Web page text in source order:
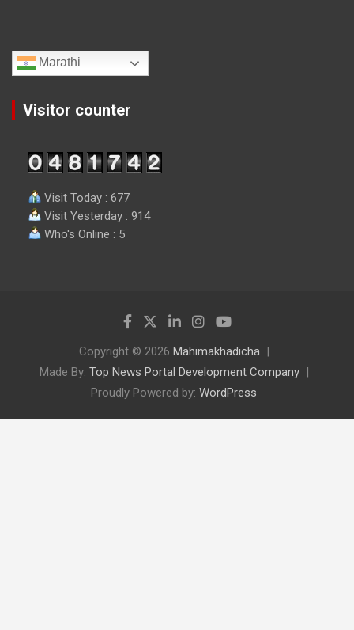
Marathi
Visitor counter
Visit Today : 677
Visit Yesterday : 914
Who's Online : 5
Copyright © 2026 Mahimakhadicha
Made By: Top News Portal Development Company
Proudly Powered by: WordPress